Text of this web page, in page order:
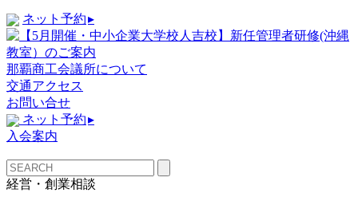
ネット予約▸
那覇商工会議所について
交通アクセス
お問い合せ
ネット予約▸
入会案内
経営・創業相談